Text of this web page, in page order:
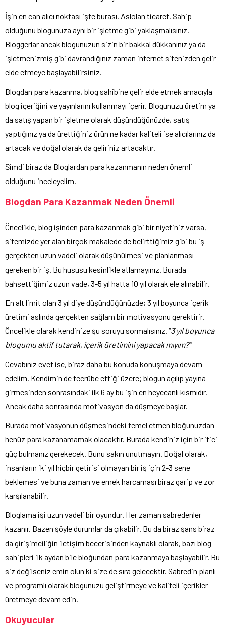
İşin en can alıcı noktası işte burası. Aslolan ticaret. Sahip
olduğunu blogunuza aynı bir işletme gibi yaklaşmalısınız.
Bloggerlar ancak blogunuzun sizin bir bakkal dükkanınız ya da
işletmenizmiş gibi davrandığınız zaman internet sitenizden gelir
elde etmeye başlayabilirsiniz.
Blogdan para kazanma, blog sahibine gelir elde etmek amacıyla
blog içeriğini ve yayınlarını kullanmayı içerir. Blogunuzu üretim ya
da satış yapan bir işletme olarak düşündüğünüzde, satış
yaptığınız ya da ürettiğiniz ürün ne kadar kaliteli ise alıcılarınız da
artacak ve doğal olarak da geliriniz artacaktır.
Şimdi biraz da Bloglardan para kazanmanın neden önemli
olduğunu inceleyelim.
Blogdan Para Kazanmak Neden Önemli
Öncelikle, blog işinden para kazanmak gibi bir niyetiniz varsa,
sitemizde yer alan birçok makalede de belirttiğimiz gibi bu iş
gerçekten uzun vadeli olarak düşünülmesi ve planlanması
gereken bir iş. Bu hususu kesinlikle atlamayınız. Burada
bahsettiğimiz uzun vade, 3-5 yıl hatta 10 yıl olarak ele alınabilir.
En alt limit olan 3 yıl diye düşündüğünüzde; 3 yıl boyunca içerik
üretimi aslında gerçekten sağlam bir motivasyonu gerektirir.
Öncelikle olarak kendinize şu soruyu sormalısınız. “3 yıl boyunca
blogumu aktif tutarak, içerik üretimini yapacak mıyım?”
Cevabınız evet ise, biraz daha bu konuda konuşmaya devam
edelim. Kendimin de tecrübe ettiği üzere; blogun açılıp yayına
girmesinden sonrasındaki ilk 6 ay bu işin en heyecanlı kısmıdır.
Ancak daha sonrasında motivasyon da düşmeye başlar.
Burada motivasyonun düşmesindeki temel etmen bloğunuzdan
henüz para kazanamamak olacaktır. Burada kendiniz için bir itici
güç bulmanız gerekecek. Bunu sakın unutmayın. Doğal olarak,
insanların iki yıl hiçbir getirisi olmayan bir iş için 2-3 sene
beklemesi ve buna zaman ve emek harcaması biraz garip ve zor
karşılanabilir.
Bloglama işi uzun vadeli bir oyundur. Her zaman sabredenler
kazanır. Bazen şöyle durumlar da çıkabilir. Bu da biraz şans biraz
da girişimciliğin iletişim becerisinden kaynaklı olarak, bazı blog
sahipleri ilk aydan bile bloğundan para kazanmaya başlayabilir. Bu
siz değilseniz emin olun ki size de sıra gelecektir. Sabredin planlı
ve programlı olarak blogunuzu geliştirmeye ve kaliteli içerikler
üretmeye devam edin.
Okuyucular